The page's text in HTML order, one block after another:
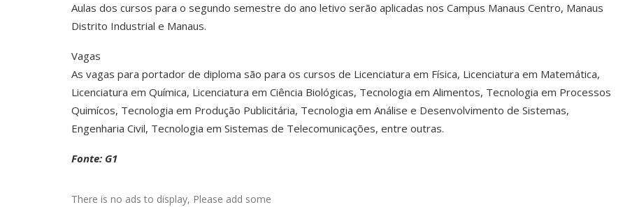
Aulas dos cursos para o segundo semestre do ano letivo serão aplicadas nos Campus Manaus Centro, Manaus
Distrito Industrial e Manaus.
Vagas
As vagas para portador de diploma são para os cursos de Licenciatura em Física, Licenciatura em Matemática,
Licenciatura em Química, Licenciatura em Ciência Biológicas, Tecnologia em Alimentos, Tecnologia em Processos
Quimícos, Tecnologia em Produção Publicitária, Tecnologia em Análise e Desenvolvimento de Sistemas,
Engenharia Civil, Tecnologia em Sistemas de Telecomunicações, entre outras.
Fonte: G1
There is no ads to display, Please add some